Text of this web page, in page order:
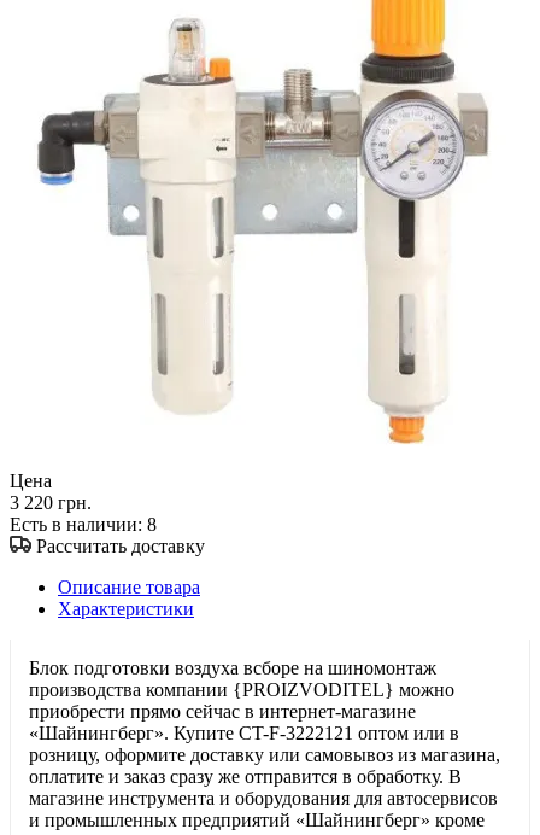
Цена
3 220 грн.
Есть в наличии: 8
Рассчитать доставку
Описание товара
Характеристики
Блок подготовки воздуха всборе на шиномонтаж
производства компании {PROIZVODITEL} можно
приобрести прямо сейчас в интернет-магазине
«Шайнингберг». Купите CT-F-3222121 оптом или в
розницу, оформите доставку или самовывоз из магазина,
оплатите и заказ сразу же отправится в обработку. В
магазине инструмента и оборудования для автосервисов
и промышленных предприятий «Шайнингберг» кроме